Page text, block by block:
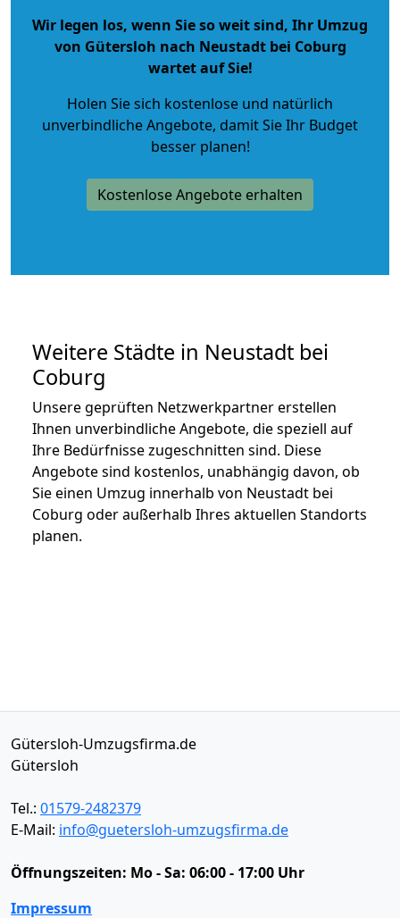
Wir legen los, wenn Sie so weit sind, Ihr Umzug
von Gütersloh nach Neustadt bei Coburg
wartet auf Sie!
Holen Sie sich kostenlose und natürlich
unverbindliche Angebote, damit Sie Ihr Budget
besser planen!
Kostenlose Angebote erhalten
Weitere Städte in Neustadt bei
Coburg
Unsere geprüften Netzwerkpartner erstellen
Ihnen unverbindliche Angebote, die speziell auf
Ihre Bedürfnisse zugeschnitten sind. Diese
Angebote sind kostenlos, unabhängig davon, ob
Sie einen Umzug innerhalb von Neustadt bei
Coburg oder außerhalb Ihres aktuellen Standorts
planen.
Gütersloh-Umzugsfirma.de
Gütersloh
Tel.: 01579-2482379
E-Mail: info@guetersloh-umzugsfirma.de
Öffnungszeiten: Mo - Sa: 06:00 - 17:00 Uhr
Impressum